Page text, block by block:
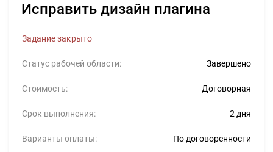
Исправить дизайн плагина
Задание закрыто
Статус рабочей области: Завершено
Стоимость: Договорная
Срок выполнения: 2 дня
Варианты оплаты: По договоренности